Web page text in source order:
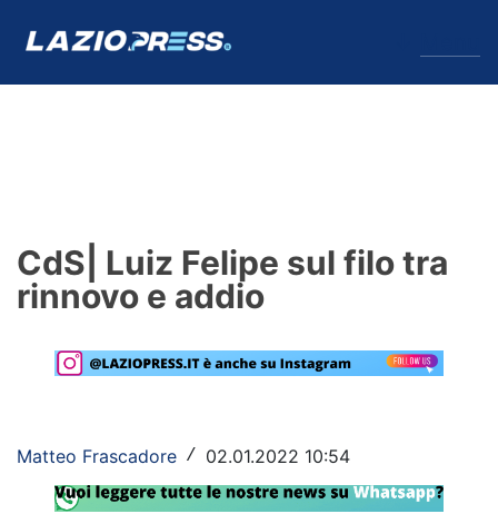
News
Formello
Primavera
Lazio Women
CdS| Luiz Felipe sul filo tra
rinnovo e addio
Matteo Frascadore / 02.01.2022 10:54